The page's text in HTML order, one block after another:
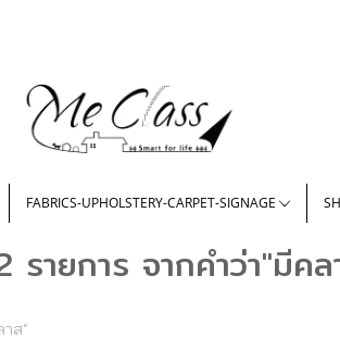
FABRICS-UPHOLSTERY-CARPET-SIGNAGE
ายการ จากคำว่า"มีคล
ส"